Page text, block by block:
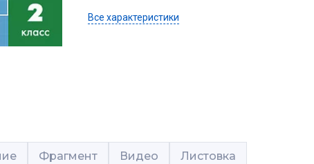
Все характеристики
Фрагмент Видео Листовка